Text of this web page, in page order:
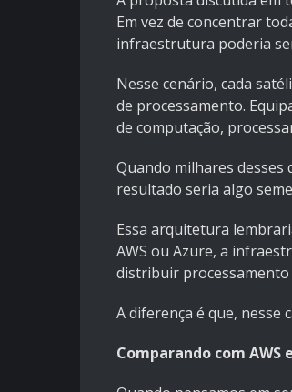
Em vez de concentrar
infraestrutura poderia
Nesse cenário, cada
de processamento.
de computação,
Quando milhares desses
resultado seria algo
Essa arquitetura
AWS ou Azure, a
distribuir processamento
A diferença é que,
Comparando com AWS